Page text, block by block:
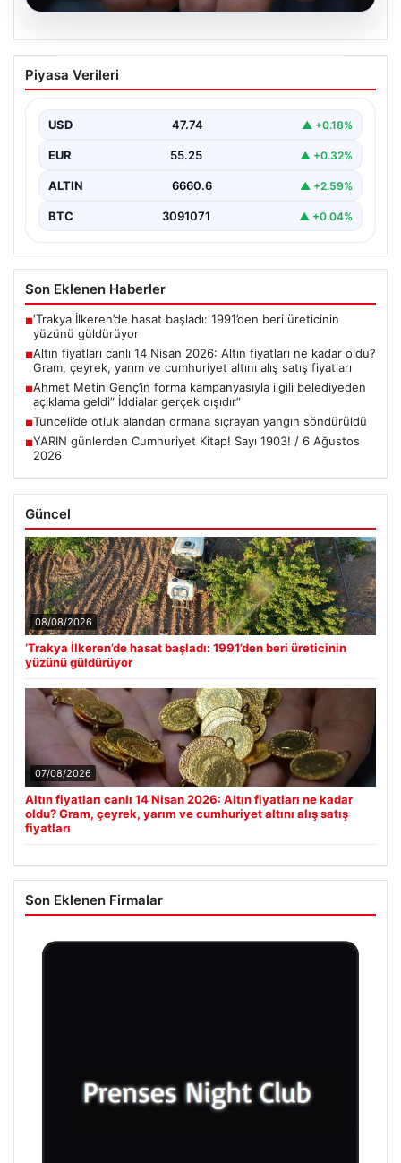
07.08.2026
Altın fiyatları canlı 14 Nisan 2026: Altın
fiyatları ne kadar oldu? Gram, çeyrek,
fiyatları
{"title": "14 Nisan 2026 Güncel Altın Fiyatları: Gram,
Çeyrek, Yarım ve Cumhuriyet Altını Satış…
Piyasa Verileri
USD 47.74 ▲ +0.18%
EUR 55.25 ▲ +0.32%
ALTIN 6660.6 ▲ +2.59%
BTC 3091071 ▲ +0.04%
Son Eklenen Haberler
■‘Trakya İlkeren’de hasat başladı: 1991’den beri üreticinin
yüzünü güldürüyor
■Altın fiyatları canlı 14 Nisan 2026: Altın fiyatları ne kadar oldu?
Gram, çeyrek, yarım ve cumhuriyet altını alış satış fiyatları
■Ahmet Metin Genç’in forma kampanyasıyla ilgili belediyeden
açıklama geldi” İddialar gerçek dışıdır”
■Tunceli’de otluk alandan ormana sıçrayan yangın söndürüldü
■YARIN günlerden Cumhuriyet Kitap! Sayı 1903! / 6 Ağustos
2026
Güncel
08/08/2026
‘Trakya İlkeren’de hasat başladı: 1991’den beri üreticinin
yüzünü güldürüyor
07/08/2026
Altın fiyatları canlı 14 Nisan 2026: Altın fiyatları ne kadar
oldu? Gram, çeyrek, yarım ve cumhuriyet altını alış satış
fiyatları
Son Eklenen Firmalar